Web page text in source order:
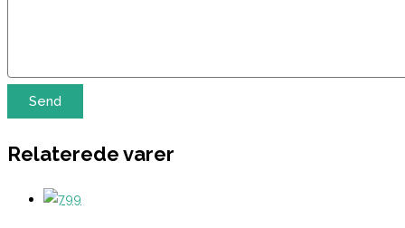
Relaterede varer